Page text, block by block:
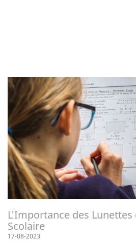
L'Importance des Lunettes
Scolaire
17-08-2023